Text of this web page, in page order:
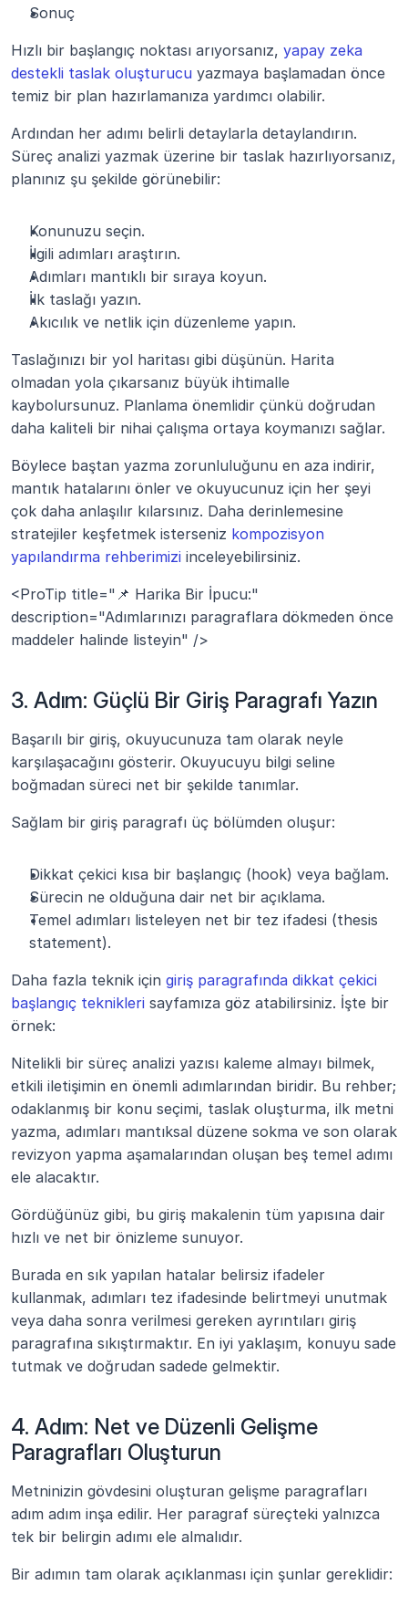
Sonuç
Hızlı bir başlangıç noktası arıyorsanız, yapay zeka
destekli taslak oluşturucu yazmaya başlamadan önce
temiz bir plan hazırlamanıza yardımcı olabilir.
Ardından her adımı belirli detaylarla detaylandırın.
Süreç analizi yazmak üzerine bir taslak hazırlıyorsanız,
planınız şu şekilde görünebilir:
Konunuzu seçin.
İlgili adımları araştırın.
Adımları mantıklı bir sıraya koyun.
İlk taslağı yazın.
Akıcılık ve netlik için düzenleme yapın.
Taslağınızı bir yol haritası gibi düşünün. Harita
olmadan yola çıkarsanız büyük ihtimalle
kaybolursunuz. Planlama önemlidir çünkü doğrudan
daha kaliteli bir nihai çalışma ortaya koymanızı sağlar.
Böylece baştan yazma zorunluluğunu en aza indirir,
mantık hatalarını önler ve okuyucunuz için her şeyi
çok daha anlaşılır kılarsınız. Daha derinlemesine
stratejiler keşfetmek isterseniz kompozisyon
yapılandırma rehberimizi inceleyebilirsiniz.
<ProTip title="📌 Harika Bir İpucu:"
description="Adımlarınızı paragraflara dökmeden önce
maddeler halinde listeyin" />
3. Adım: Güçlü Bir Giriş Paragrafı Yazın
Başarılı bir giriş, okuyucunuza tam olarak neyle
karşılaşacağını gösterir. Okuyucuyu bilgi seline
boğmadan süreci net bir şekilde tanımlar.
Sağlam bir giriş paragrafı üç bölümden oluşur:
Dikkat çekici kısa bir başlangıç (hook) veya bağlam.
Sürecin ne olduğuna dair net bir açıklama.
Temel adımları listeleyen net bir tez ifadesi (thesis
statement).
Daha fazla teknik için giriş paragrafında dikkat çekici
başlangıç teknikleri sayfamıza göz atabilirsiniz. İşte bir
örnek:
Nitelikli bir süreç analizi yazısı kaleme almayı bilmek,
etkili iletişimin en önemli adımlarından biridir. Bu rehber;
odaklanmış bir konu seçimi, taslak oluşturma, ilk metni
yazma, adımları mantıksal düzene sokma ve son olarak
revizyon yapma aşamalarından oluşan beş temel adımı
ele alacaktır.
Gördüğünüz gibi, bu giriş makalenin tüm yapısına dair
hızlı ve net bir önizleme sunuyor.
Burada en sık yapılan hatalar belirsiz ifadeler
kullanmak, adımları tez ifadesinde belirtmeyi unutmak
veya daha sonra verilmesi gereken ayrıntıları giriş
paragrafına sıkıştırmaktır. En iyi yaklaşım, konuyu sade
tutmak ve doğrudan sadede gelmektir.
4. Adım: Net ve Düzenli Gelişme
Paragrafları Oluşturun
Metninizin gövdesini oluşturan gelişme paragrafları
adım adım inşa edilir. Her paragraf süreçteki yalnızca
tek bir belirgin adımı ele almalıdır.
Bir adımın tam olarak açıklanması için şunlar gereklidir: